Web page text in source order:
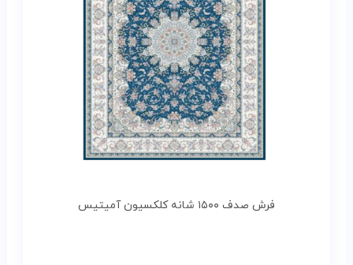
فرش صدف ۱۵۰۰ شانه کلکسیون آمیتیس